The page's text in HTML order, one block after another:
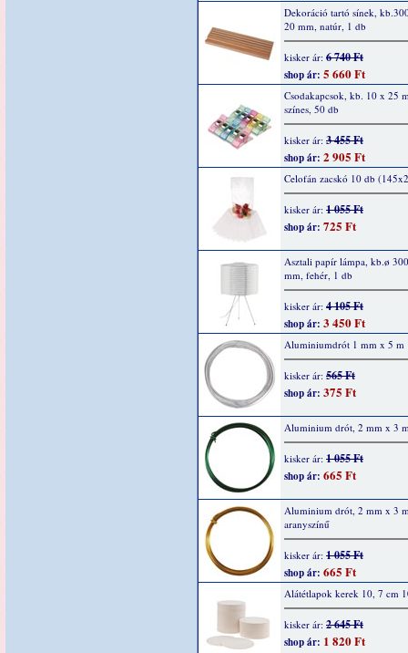
Dekoráció tartó sínek,
20 mm, natúr, 1 db
kisker ár: 6 740 Ft
shop ár: 5 660 Ft
Csodakapcsok, kb. 10 x 25
színes, 50 db
kisker ár: 3 455 Ft
shop ár: 2 905 Ft
Celofán zacskó 10 db
kisker ár: 1 055 Ft
shop ár: 725 Ft
Asztali papír lámpa, kb.ø
mm, fehér, 1 db
kisker ár: 4 105 Ft
shop ár: 3 450 Ft
Aluminiumdrót 1 mm x 5 m
kisker ár: 565 Ft
shop ár: 375 Ft
Aluminium drót, 2 mm x 3
kisker ár: 1 055 Ft
shop ár: 665 Ft
Aluminium drót, 2 mm x 3
aranyszínű
kisker ár: 1 055 Ft
shop ár: 665 Ft
Alátétlapok kerek 10, 7 cm
kisker ár: 2 645 Ft
shop ár: 1 820 Ft